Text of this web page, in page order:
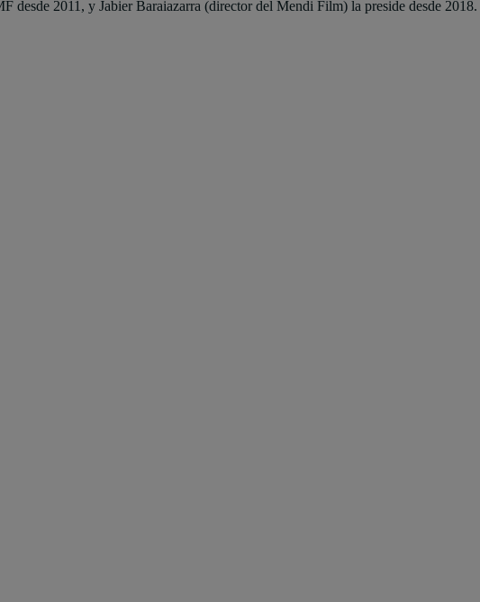
desde 2011, y Jabier Baraiazarra (director del Mendi Film) la preside desde 2018.